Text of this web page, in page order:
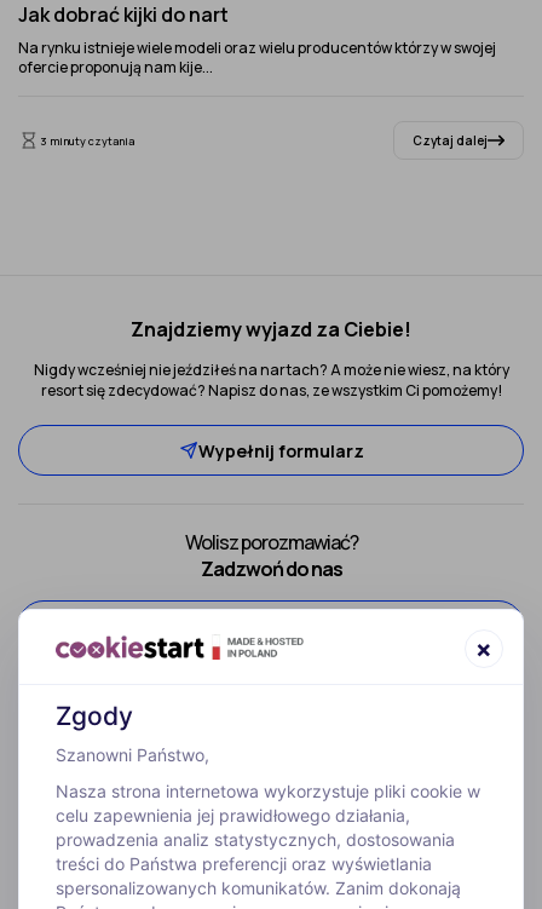
Jak dobrać kijki do nart
Na rynku istnieje wiele modeli oraz wielu producentów którzy w swojej
ofercie proponują nam kije...
3 minuty czytania Czytaj dalej
Znajdziemy wyjazd za Ciebie!
Nigdy wcześniej nie jeździłeś na nartach? A może nie wiesz, na który
resort się zdecydować? Napisz do nas, ze wszystkim Ci pomożemy!
Wypełnij formularz
Wolisz porozmawiać?
Zadzwoń do nas
WYJAZDY
Zgody
×
Szanowni Państwo,
Nasza strona internetowa wykorzystuje pliki cookie w
celu zapewnienia jej prawidłowego działania,
prowadzenia analiz statystycznych, dostosowania
treści do Państwa preferencji oraz wyświetlania
spersonalizowanych komunikatów. Zanim dokonają